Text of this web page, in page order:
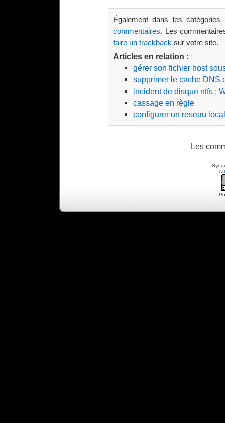
Également dans les catégories
commentaires. Les
faire un trackback sur votre site.
Articles en relation :
gérer son fichier host
supprimer le cache DNS
incident de disque ntfs :
cassage en règle
configurer un reseau
Les